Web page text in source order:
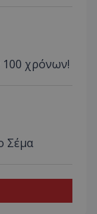
100 χρόνων!
Σέμα